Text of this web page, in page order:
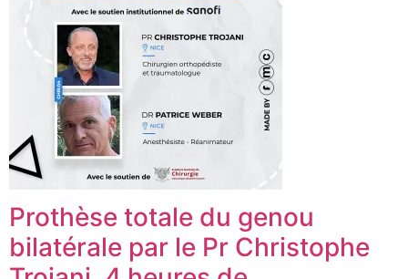
Prothèse totale du genou
bilatérale par le Pr Christophe